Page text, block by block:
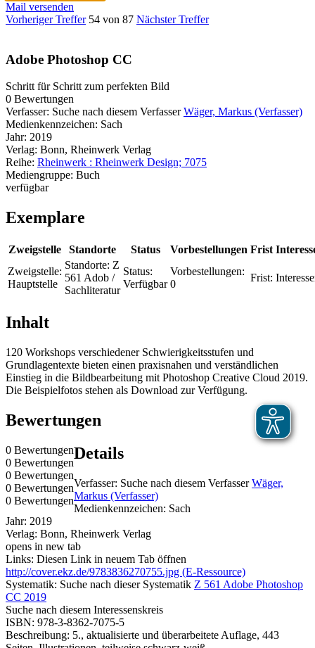
Mail versenden
Vorheriger Treffer 54 von 87 Nächster Treffer
Adobe Photoshop CC
Schritt für Schritt zum perfekten Bild
0 Bewertungen
Verfasser: Suche nach diesem Verfasser Wäger, Markus (Verfasser)
Medienkennzeichen: Sach
Jahr: 2019
Verlag: Bonn, Rheinwerk Verlag
Reihe: Rheinwerk : Rheinwerk Design; 7075
Mediengruppe: Buch
verfügbar
Exemplare
Zweigstelle Standorte Status Vorbestellungen Frist
Zweigstelle:
Hauptstelle
Standorte: Z
561 Adob /
Sachliteratur
Status:
Verfügbar
Vorbestellungen:
0
Frist:
Inhalt
120 Workshops verschiedener Schwierigkeitsstufen und
Grundlagentexte bieten einen praxisnahen und verständlichen
Einstieg in die Bildbearbeitung mit Photoshop Creative Cloud 2019.
Die Beispielfotos stehen als Download zur Verfügung.
Bewertungen
0 Bewertungen
0 Bewertungen
0 Bewertungen
0 Bewertungen
0 Bewertungen
Details
Verfasser: Suche nach diesem Verfasser Wäger,
Markus (Verfasser)
Medienkennzeichen: Sach
Jahr: 2019
Verlag: Bonn, Rheinwerk Verlag
opens in new tab
Links: Diesen Link in neuem Tab öffnen
http://cover.ekz.de/9783836270755.jpg (E-Ressource)
Systematik: Suche nach dieser Systematik Z 561 Adobe Photoshop
CC 2019
Suche nach diesem Interessenskreis
ISBN: 978-3-8362-7075-5
Beschreibung: 5., aktualisierte und überarbeitete Auflage, 443